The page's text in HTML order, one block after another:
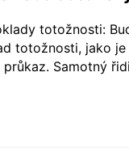
totožnosti:
totožnosti, jako
Samotný